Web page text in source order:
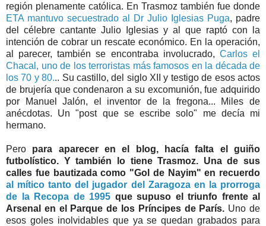
región plenamente católica. En Trasmoz también fue donde
ETA mantuvo secuestrado al Dr Julio Iglesias Puga, padre
del célebre cantante Julio Iglesias y al que raptó con la
intención de cobrar un rescate económico. En la operación,
al parecer, también se encontraba involucrado, Carlos el
Chacal, uno de los terroristas más famosos en la década de
los 70 y 80... Su castillo, del siglo XII y testigo de esos actos
de brujería que condenaron a su excomunión, fue adquirido
por Manuel Jalón, el inventor de la fregona... Miles de
anécdotas. Un "post que se escribe solo" me decía mi
hermano.
Pero para aparecer en el blog, hacía falta el guiño
futbolístico. Y también lo tiene Trasmoz. Una de sus
calles fue bautizada como "Gol de Nayim" en recuerdo
al mítico tanto del jugador del Zaragoza en la prorroga
de la Recopa de 1995 que supuso el triunfo frente al
Arsenal en el Parque de los Príncipes de París. Uno de
esos goles inolvidables que ya se quedan grabados para